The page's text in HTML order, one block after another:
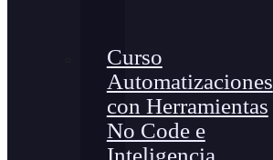
Curso
Automatizaciones
con Herramientas
No Code e
Inteligencia